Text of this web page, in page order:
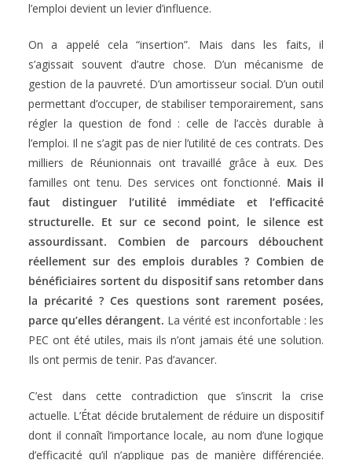
l’emploi devient un levier d’influence.
On a appelé cela “insertion”. Mais dans les faits, il
s’agissait souvent d’autre chose. D’un mécanisme de
gestion de la pauvreté. D’un amortisseur social. D’un outil
permettant d’occuper, de stabiliser temporairement, sans
régler la question de fond : celle de l’accès durable à
l’emploi. Il ne s’agit pas de nier l’utilité de ces contrats. Des
milliers de Réunionnais ont travaillé grâce à eux. Des
familles ont tenu. Des services ont fonctionné. Mais il
faut distinguer l’utilité immédiate et l’efficacité
structurelle. Et sur ce second point, le silence est
assourdissant. Combien de parcours débouchent
réellement sur des emplois durables ? Combien de
bénéficiaires sortent du dispositif sans retomber dans
la précarité ? Ces questions sont rarement posées,
parce qu’elles dérangent. La vérité est inconfortable : les
PEC ont été utiles, mais ils n’ont jamais été une solution.
Ils ont permis de tenir. Pas d’avancer.
C’est dans cette contradiction que s’inscrit la crise
actuelle. L’État décide brutalement de réduire un dispositif
dont il connaît l’importance locale, au nom d’une logique
d’efficacité qu’il n’applique pas de manière différenciée.